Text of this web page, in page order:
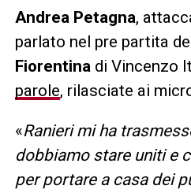
Andrea Petagna,
parlato nel pre partita
Fiorentina di Vincenzo
parole, rilasciate ai
«Ranieri mi ha
dobbiamo stare uniti e
per portare a casa dei